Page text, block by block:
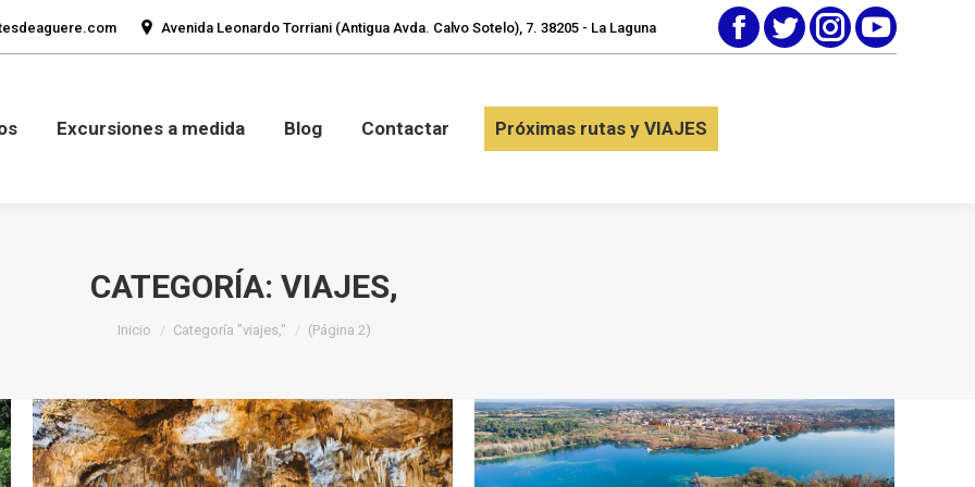
Avenida Leonardo Torriani (Antigua Avda. Calvo Sotelo), 7. 38205 - La Laguna
FacebookTwitterInstagramYouTube
Excursiones a medida Blog Contactar Próximas rutas y VIAJES
CATEGORÍA: VIAJES,
Estás aquí:
Inicio Categoría "viajes," (Página 2)